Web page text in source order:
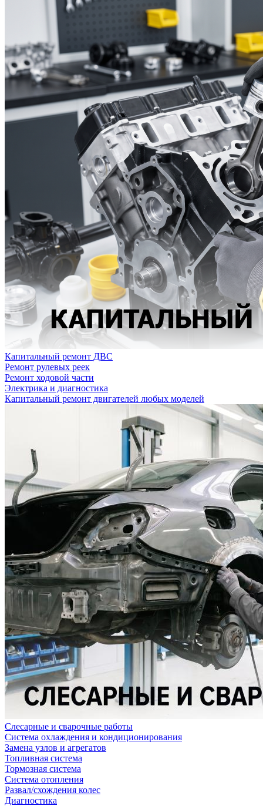
Капитальный ремонт ДВС
Ремонт рулевых реек
Ремонт ходовой части
Электрика и диагностика
Капитальный ремонт двигателей любых моделей
Слесарные и сварочные работы
Система охлаждения и кондиционирования
Замена узлов и агрегатов
Топливная система
Тормозная система
Система отопления
Развал/схождения колес
Диагностика